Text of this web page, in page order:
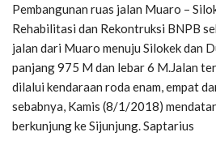
Pembangunan ruas jalan Muaro –
Rehabilitasi dan Rekontruksi BNPB
jalan dari Muaro menuju Silokek dan
panjang 975 M dan lebar 6 M.Jalan
dilalui kendaraan roda enam, empat
sebabnya, Kamis (8/1/2018)
berkunjung ke Sijunjung. Saptarius